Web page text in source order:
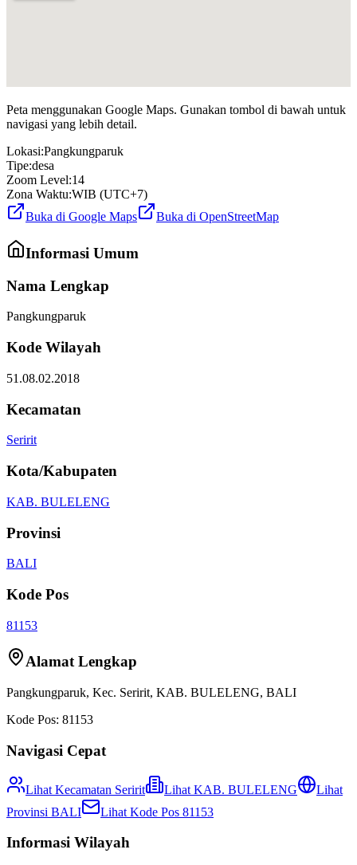
Peta menggunakan Google Maps. Gunakan tombol di bawah untuk
navigasi yang lebih detail.
Lokasi:Pangkungparuk
Tipe:desa
Zoom Level:14
Zona Waktu:WIB (UTC+7)
Buka di Google Maps
Buka di OpenStreetMap
Informasi Umum
Nama Lengkap
Pangkungparuk
Kode Wilayah
51.08.02.2018
Kecamatan
Seririt
Kota/Kabupaten
KAB. BULELENG
Provinsi
BALI
Kode Pos
81153
Alamat Lengkap
Pangkungparuk, Kec. Seririt, KAB. BULELENG, BALI
Kode Pos: 81153
Navigasi Cepat
Lihat Kecamatan Seririt Lihat KAB. BULELENG
Lihat
Provinsi BALI Lihat Kode Pos 81153
Informasi Wilayah